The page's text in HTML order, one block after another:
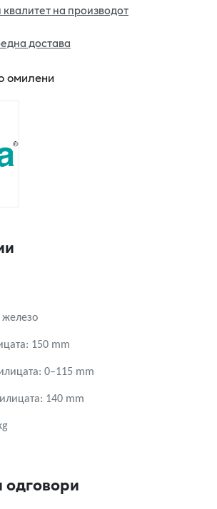
на производот
достава
омилени
железо
150 mm
0–115 mm
140 mm